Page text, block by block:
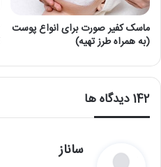
ماسک کفیر صورت برای انواع پوست
(به همراه طرز تهیه)
‫142 دیدگاه ها
ساناز